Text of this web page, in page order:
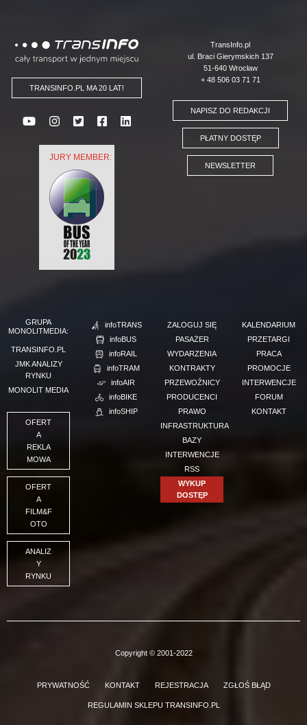
Logo
TRANSINFO.PL MA 20 LAT!
JURY MEMBER:
TransInfo.pl
ul. Braci Gierymskich 137
51-640 Wrocław
+ 48 506 03 71 71
NAPISZ DO REDAKCJI
PŁATNY DOSTĘP
NEWSLETTER
GRUPA
MONOLITMEDIA:
TRANSINFO.PL
JMK ANALIZY
RYNKU
MONOLIT MEDIA
OFERT
A
REKLA
MOWA
OFERT
A
FILM&F
OTO
ANALIZ
Y
RYNKU
infoTRANS
infoBUS
infoRAIL
infoTRAM
infoAIR
infoBIKE
infoSHIP
ZALOGUJ SIĘ
PASAŻER
WYDARZENIA
KONTRAKTY
PRZEWOŹNICY
PRODUCENCI
PRAWO
INFRASTRUKTURA
BAZY
INTERWENCJE
RSS
WYKUP
DOSTĘP
KALENDARIUM
PRZETARGI
PRACA
PROMOCJE
INTERWENCJE
FORUM
KONTAKT
Copyright © 2001-2022
PRYWATNOŚĆ KONTAKT REJESTRACJA ZGŁOŚ BŁĄD
REGULAMIN SKLEPU TRANSINFO.PL